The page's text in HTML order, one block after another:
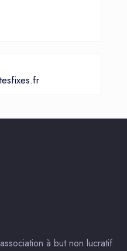
à but non lucratif